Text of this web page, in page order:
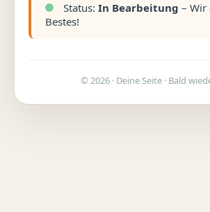
Status: In Bearbeitung – Wir
Bestes!
© 2026 · Deine Seite · Bald